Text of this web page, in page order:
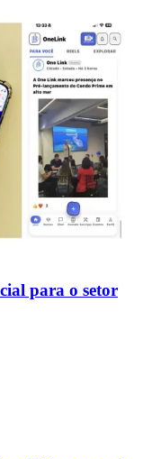
setembro para mais de